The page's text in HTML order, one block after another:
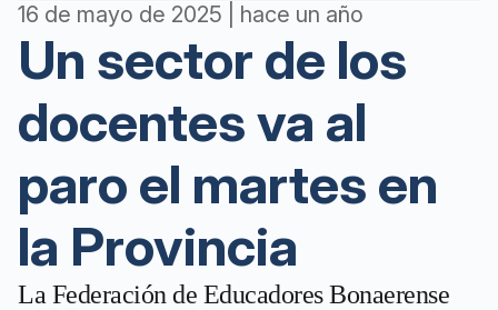
16 de mayo de 2025 | hace un año
Un sector de los
docentes va al
paro el martes en
la Provincia
La Federación de Educadores Bonaerense